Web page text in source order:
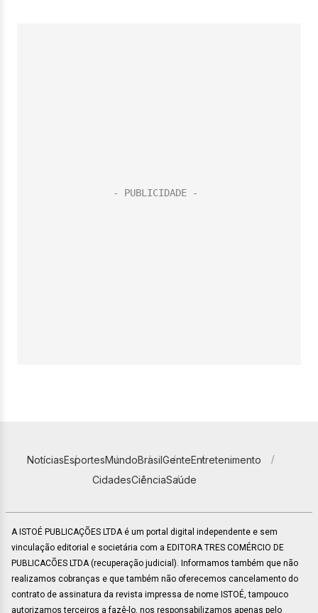
NotíciasEsportesMundoBrasilGenteEntretenimento
CidadesCiênciaSaúde
A ISTOÉ PUBLICAÇÕES LTDA é um portal digital independente e sem
vinculação editorial e societária com a EDITORA TRES COMÉRCIO DE
PUBLICACÕES LTDA (recuperação judicial). Informamos também que não
realizamos cobranças e que também não oferecemos cancelamento do
contrato de assinatura da revista impressa de nome ISTOÉ, tampouco
autorizamos terceiros a fazê-lo, nos responsabilizamos apenas pelo